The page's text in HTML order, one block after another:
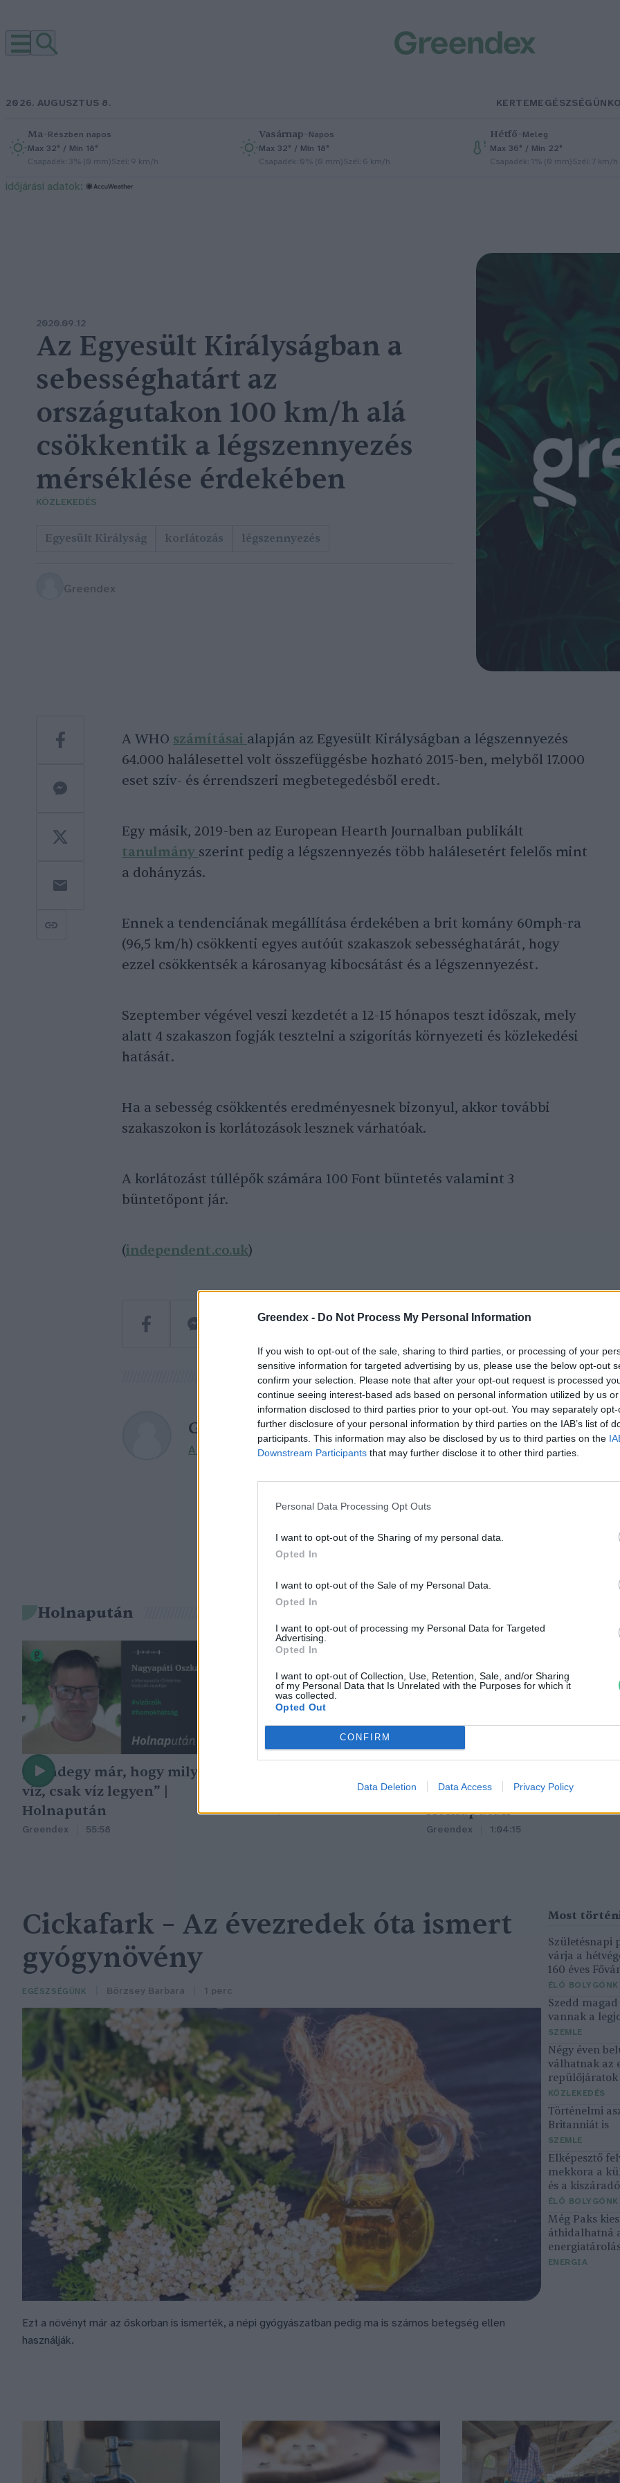
Greendex - Do Not Process My Personal Information
If you wish to opt-out of the sale, sharing to third parties, or processing of your
sensitive information for targeted advertising by us, please use the below opt-out
confirm your selection. Please note that after your opt-out request is processed
continue seeing interest-based ads based on personal information utilized by us
information disclosed to third parties prior to your opt-out. You may separately
further disclosure of your personal information by third parties on the IAB’s list of
participants. This information may also be disclosed by us to third parties on the
Downstream Participants that may further disclose it to other third parties.
Personal Data Processing Opt Outs
I want to opt-out of the Sharing of my personal data.
Opted In
I want to opt-out of the Sale of my Personal Data.
Opted In
I want to opt-out of processing my Personal Data for Targeted
Advertising.
Opted In
I want to opt-out of Collection, Use, Retention, Sale, and/or Sharing
of my Personal Data that Is Unrelated with the Purposes for which it
was collected.
Opted Out
CONFIRM
Data Deletion Data Access Privacy Policy
2026. AUGUSZTUS 8. KERTEMEGÉSZSÉGÜNK
Ma–Részben napos
Max 32° / Min 18°
Csapadék: 3% (0 mm)Szél: 9 km/h
Vasárnap–Napos
Max 32° / Min 18°
Csapadék: 0% (0 mm)Szél: 6 km/h
Hétfő–Meleg
Max 36° / Min 22°
Csapadék: 1% (0 mm)Szél: 7 km/h
időjárási adatok:
2020.09.12
Az Egyesült Királyságban a
sebességhatárt az
országutakon 100 km/h alá
csökkentik a légszennyezés
mérséklése érdekében
KÖZLEKEDÉS
Egyesült Királyság korlátozás légszennyezés
Greendex
A WHO számításai alapján az Egyesült Királyságban a légszennyezés
64.000 halálesettel volt összefüggésbe hozható 2015-ben, melyből 17.000
eset szív- és érrendszeri megbetegedésből eredt.
Egy másik, 2019-ben az European Hearth Journalban publikált
tanulmány szerint pedig a légszennyezés több halálesetért felelős mint
a dohányzás.
Ennek a tendenciának megállítása érdekében a brit komány 60mph-ra
(96,5 km/h) csökkenti egyes autóút szakaszok sebességhatárát, hogy
ezzel csökkentsék a károsanyag kibocsátást és a légszennyezést.
Szeptember végével veszi kezdetét a 12-15 hónapos teszt időszak, mely
alatt 4 szakaszon fogják tesztelni a szigorítás környezeti és közlekedési
hatását.
Ha a sebesség csökkentés eredményesnek bizonyul, akkor további
szakaszokon is korlátozások lesznek várhatóak.
A korlátozást túllépők számára 100 Font büntetés valamint 3
büntetőpont jár.
(independent.co.uk)
Greendex
A szerző további cikkei
Holnapután
„Mindegy már, hogy milyen
víz, csak víz legyen” |
Holnapután
Greendex 55:58
oka az ember | Holnapután
Greendex 29:53
Ljasuk Dimitry új filmjéről |
Holnapután
Greendex 1:04:15
Cickafark – Az évezredek óta ismert
gyógynövény
EGÉSZSÉGÜNK Börzsey Barbara 1 perc
Ezt a növényt már az őskorban is ismerték, a népi gyógyászatban pedig ma is számos betegség ellen
használják.
Születésnapi
várja a
160 éves
ÉLŐ BOLYGÓNK
Szedd
vannak a
SZEMLE
Négy éven
válhatnak az
KÖZLEKEDÉS
Történelmi
Britanniát is
SZEMLE
Elképesztő
mekkora a
és a
ÉLŐ BOLYGÓNK
Még Paks
áthidalhatná
ENERGIA